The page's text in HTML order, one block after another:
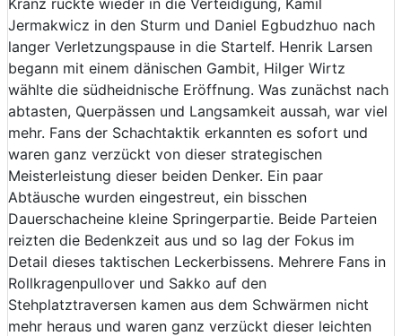
Jermakwicz in den Sturm und Daniel Egbudzhuo nach
langer Verletzungspause in die Startelf. Henrik Larsen
begann mit einem dänischen Gambit, Hilger Wirtz
wählte die südheidnische Eröffnung. Was zunächst nach
abtasten, Querpässen und Langsamkeit aussah, war viel
mehr. Fans der Schachtaktik erkannten es sofort und
waren ganz verzückt von dieser strategischen
Meisterleistung dieser beiden Denker. Ein paar
Abtäusche wurden eingestreut, ein bisschen
Dauerschacheine kleine Springerpartie. Beide Parteien
reizten die Bedenkzeit aus und so lag der Fokus im
Detail dieses taktischen Leckerbissens. Mehrere Fans in
Rollkragenpullover und Sakko auf den
Stehplatztraversen kamen aus dem Schwärmen nicht
mehr heraus und waren ganz verzückt dieser leichten